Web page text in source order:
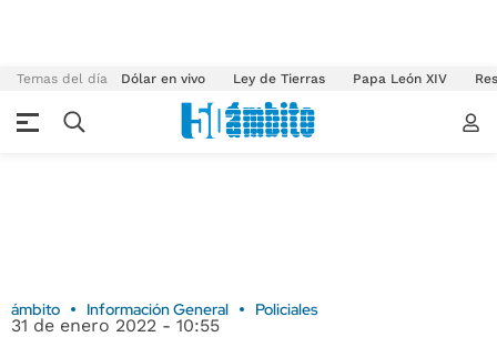
Temas del día Dólar en vivo Ley de Tierras Papa León XIV
ámbito Información General Policiales
31 de enero 2022 - 10:55